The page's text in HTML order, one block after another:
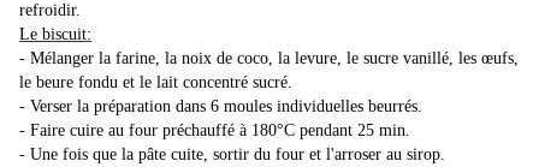
refroidir.
Le biscuit:
- Mélanger la farine, la noix de coco, la levure, le sucre vanillé, les œufs,
le beure fondu et le lait concentré sucré.
- Verser la préparation dans 6 moules individuelles beurrés.
- Faire cuire au four préchauffé à 180°C pendant 25 min.
- Une fois que la pâte cuite, sortir du four et l'arroser au sirop.